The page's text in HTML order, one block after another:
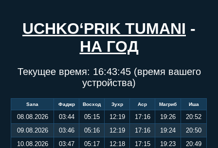
UCHKO‘PRIK TUMANI -
НА ГОД
Текущее время: 16:43:46(время вашего
устройства)
Sana Фаджр Восход Зухр Аср Магриб Иша
08.08.2026 03:44 05:15 12:19 17:16 19:26
20:52
09.08.2026
03:46 05:16 12:19 17:16 19:24
20:50
10.08.2026
03:47 05:17 12:18 17:15 19:23
20:49